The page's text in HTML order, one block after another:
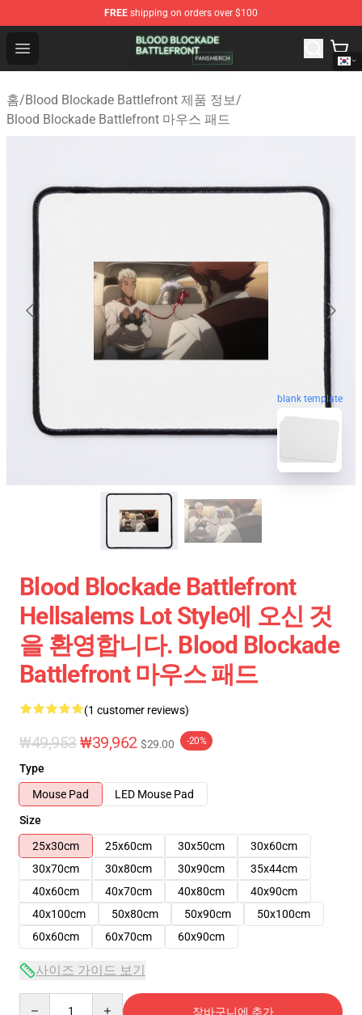
FREE shipping on orders over $100
Open menu
Blood Blockade Battlefront Shop - Official Blood
홈/Blood Blockade Battlefront 제품 정보/
Blood Blockade Battlefront 마우스 패드
blank template
Blood Blockade Battlefront
Hellsalems Lot Style에 오신 것
을 환영합니다. Blood Blockade
Battlefront 마우스 패드
(1 customer reviews)
₩49,953 ₩39,962 $29.00 -20%
Type
Mouse Pad
LED Mouse Pad
Size
25x30cm
25x60cm 30x50cm
30x60cm
30x70cm
30x80cm 30x90cm
35x44cm
40x60cm
40x70cm 40x80cm
40x90cm
40x100cm
50x80cm 50x90cm
50x100cm
60x60cm
60x70cm 60x90cm
사이즈 가이드 보기
장바구니에 추가